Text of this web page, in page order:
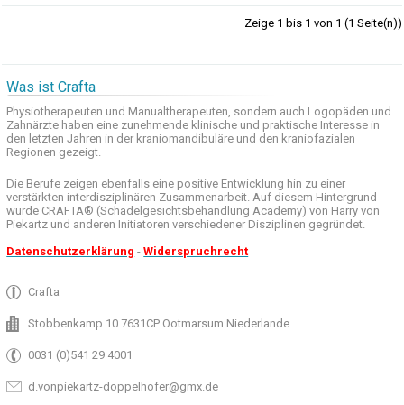
Zeige 1 bis 1 von 1 (1 Seite(n))
Was ist Crafta
Physiotherapeuten und Manualtherapeuten, sondern auch Logopäden und
Zahnärzte haben eine zunehmende klinische und praktische Interesse in
den letzten Jahren in der kraniomandibuläre und den kraniofazialen
Regionen gezeigt.
Die Berufe zeigen ebenfalls eine positive Entwicklung hin zu einer
verstärkten interdisziplinären Zusammenarbeit. Auf diesem Hintergrund
wurde CRAFTA® (Schädelgesichtsbehandlung Academy) von Harry von
Piekartz und anderen Initiatoren verschiedener Disziplinen gegründet.
Datenschutzerklärung -Widerspruchrecht
Crafta
Stobbenkamp 10 7631CP Ootmarsum Niederlande
0031 (0)541 29 4001
d.vonpiekartz-doppelhofer@gmx.de